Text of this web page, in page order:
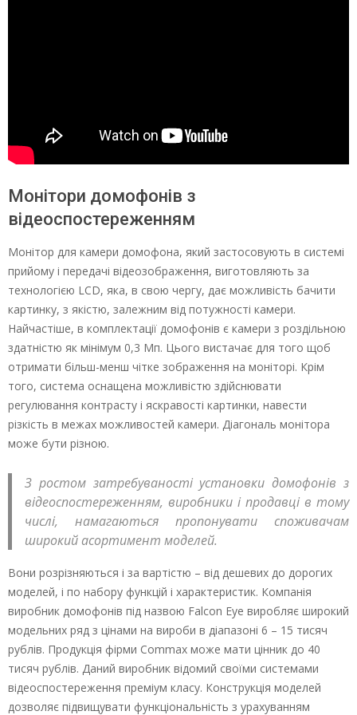
Монітори домофонів з
відеоспостереженням
Монітор для камери домофона, який застосовують в системі
прийому і передачі відеозображення, виготовляють за
технологією LCD, яка, в свою чергу, дає можливість бачити
картинку, з якістю, залежним від потужності камери.
Найчастіше, в комплектації домофонів є камери з роздільною
здатністю як мінімум 0,3 Мп. Цього вистачає для того щоб
отримати більш-менш чітке зображення на моніторі. Крім
того, система оснащена можливістю здійснювати
регулювання контрасту і яскравості картинки, навести
різкість в межах можливостей камери. Діагональ монітора
може бути різною.
З ростом затребуваності установки домофонів з
відеоспостереженням, виробники і продавці в тому
числі, намагаються пропонувати споживачам
широкий асортимент моделей.
Вони розрізняються і за вартістю – від дешевих до дорогих
моделей, і по набору функцій і характеристик. Компанія
виробник домофонів під назвою Falcon Eye виробляє широкий
модельних ряд з цінами на вироби в діапазоні 6 – 15 тисяч
рублів. Продукція фірми Commax може мати цінник до 40
тисяч рублів. Даний виробник відомий своїми системами
відеоспостереження преміум класу. Конструкція моделей
дозволяє підвищувати функціональність з урахуванням